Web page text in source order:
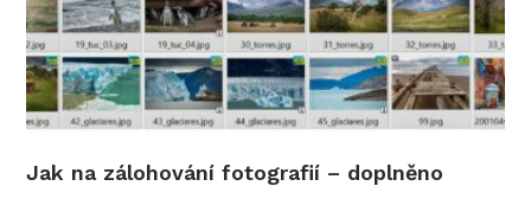
Jak na zálohování fotografií – doplněno